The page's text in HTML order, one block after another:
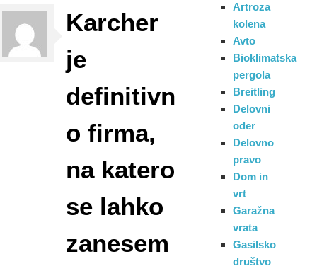
Karcher
je
definitivn
o firma,
na katero
se lahko
zanesem
Artroza
kolena
Avto
Bioklimatska
pergola
Breitling
Delovni
oder
Delovno
pravo
Dom in
vrt
Garažna
vrata
Gasilsko
društvo